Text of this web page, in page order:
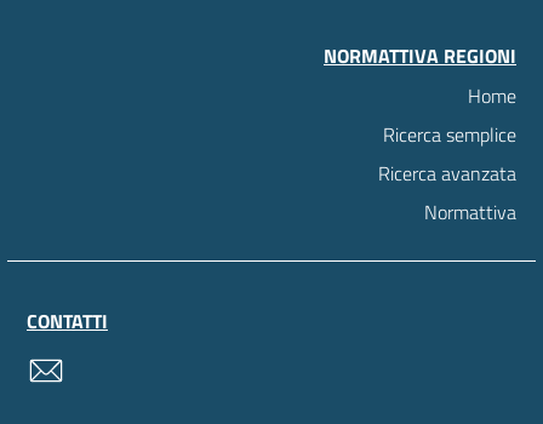
NORMATTIVA REGIONI
Home
Ricerca semplice
Ricerca avanzata
Normattiva
CONTATTI